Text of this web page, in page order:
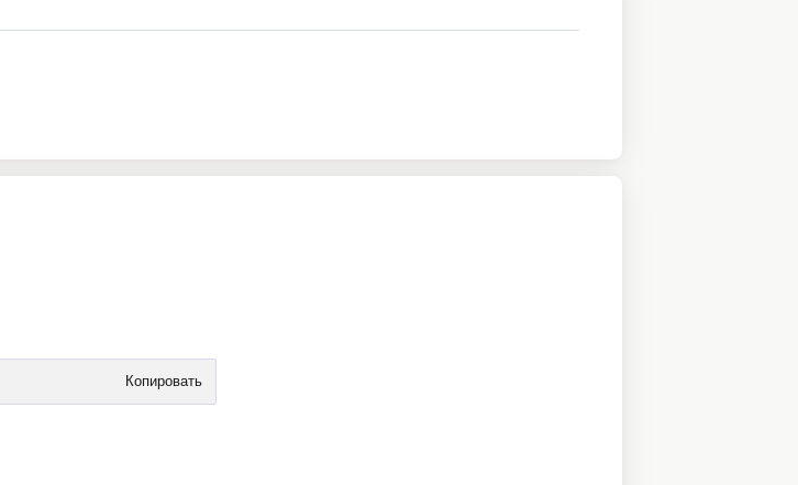
Копировать